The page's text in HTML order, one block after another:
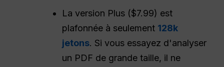
La version Plus ($7.99) est
plafonnée à seulement 128k
jetons. Si vous essayez d'analyser
un PDF de grande taille, il ne